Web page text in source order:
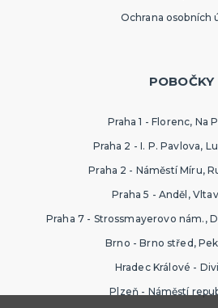
Ochrana osobních
POBOČKY
Praha 1 - Florenc, Na
Praha 2 - I. P. Pavlova,
Praha 2 - Náměstí Míru,
Praha 5 - Anděl,
Praha 7 - Strossmayerovo nám.,
Brno - Brno střed,
Hradec Králové -
Plzeň - Náměstí